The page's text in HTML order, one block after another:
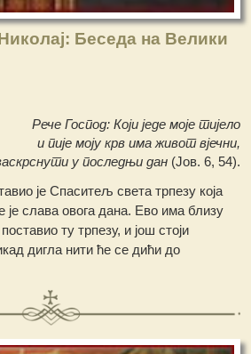
Беседа на Велики
Рече Господ: Који једе моје тијело
и пије моју крв има живот вјечни,
у последњи дан(Јов. 6, 54).
је Спаситељ света трпезу која
слава овога дана. Ево има близу
ту трпезу, и још стоји
дигла нити ће се дићи до